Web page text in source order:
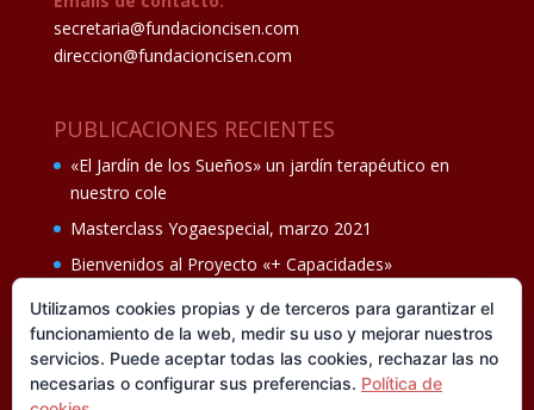
secretaria@fundacioncisen.com
direccion@fundacioncisen.com
PUBLICACIONES RECIENTES
«El Jardín de los Sueños» un jardín terapéutico en
nuestro cole
Masterclass Yogaespecial, marzo 2021
Bienvenidos al Proyecto «+ Capacidades»
Fiesta de fin de curso Los oficios 14 de junio
Ganadores del II Programa educativo Cuídate +
Utilizamos cookies propias y de terceros para garantizar el
funcionamiento de la web, medir su uso y mejorar nuestros
servicios. Puede aceptar todas las cookies, rechazar las no
necesarias o configurar sus preferencias. Política de